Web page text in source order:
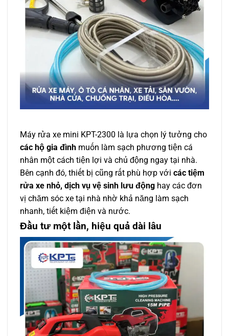
Máy rửa xe mini KPT-2300 là lựa chọn lý tưởng cho
các hộ gia đình muốn làm sạch phương tiện cá
nhân một cách tiện lợi và chủ động ngay tại nhà.
Bên cạnh đó, thiết bị cũng rất phù hợp với các tiệm
rửa xe nhỏ, dịch vụ vệ sinh lưu động hay các đơn
vị chăm sóc xe tại nhà nhờ khả năng làm sạch
nhanh, tiết kiệm điện và nước.
Đầu tư một lần, hiệu quả dài lâu